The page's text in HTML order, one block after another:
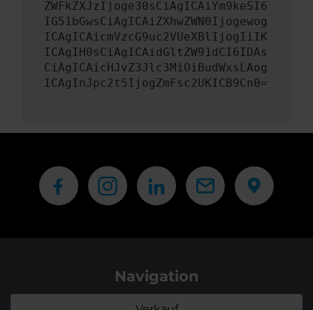
ZWFkZXJzIjoge30sCiAgICAiYm9keSI6
IG51bGwsCiAgICAiZXhwZWN0Ijogewog
ICAgICAicmVzcG9uc2VUeXBlIjogIiIK
ICAgIH0sCiAgICAidGltZW91dCI6IDAs
CiAgICAicHJvZ3Jlc3MiOiBudWxsLAog
ICAgInJpc2t5IjogZmFsc2UKICB9Cn0=
Navigation